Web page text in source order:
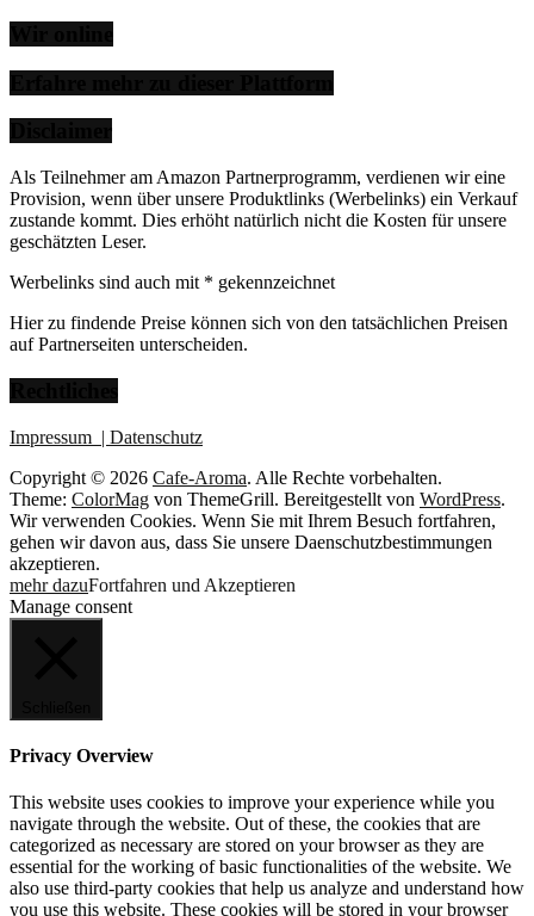
Als Teilnehmer am Amazon Partnerprogramm, verdienen wir eine
Provision, wenn über unsere Produktlinks (Werbelinks) ein Verkauf
zustande kommt. Dies erhöht natürlich nicht die Kosten für unsere
geschätzten Leser.
Werbelinks sind auch mit * gekennzeichnet
Hier zu findende Preise können sich von den tatsächlichen Preisen
auf Partnerseiten unterscheiden.
Impressum | Datenschutz
Copyright © 2026 Cafe-Aroma. Alle Rechte vorbehalten.
Theme: ColorMag von ThemeGrill. Bereitgestellt von WordPress.
Wir verwenden Cookies. Wenn Sie mit Ihrem Besuch fortfahren,
gehen wir davon aus, dass Sie unsere Daenschutzbestimmungen
akzeptieren.
mehr dazuFortfahren und Akzeptieren
Manage consent
Privacy Overview
This website uses cookies to improve your experience while you
navigate through the website. Out of these, the cookies that are
categorized as necessary are stored on your browser as they are
essential for the working of basic functionalities of the website. We
also use third-party cookies that help us analyze and understand how
you use this website. These cookies will be stored in your browser